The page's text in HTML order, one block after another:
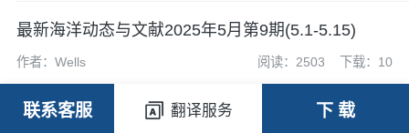
最新海洋动态与文献2025年5月第9期(5.1-5.15)
作者：Wells 阅读：2503 下载：10
联系客服 翻译服务 下 载